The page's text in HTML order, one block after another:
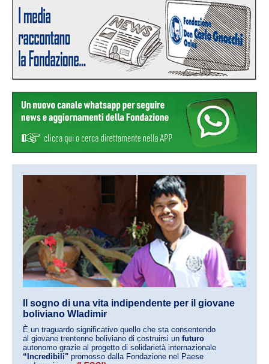
Il sogno di una vita indipendente per il giovane
boliviano Wladimir
È un traguardo significativo quello che sta consentendo
al giovane trentenne boliviano di costruirsi un futuro
autonomo grazie al progetto di solidarietà internazionale
“Incredibili" promosso dalla Fondazione nel Paese